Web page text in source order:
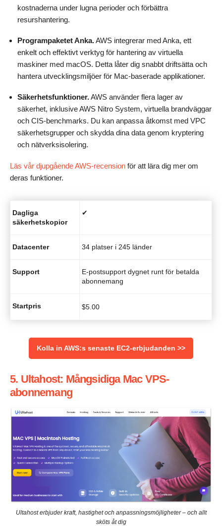
kostnaderna under lugna perioder och förbättra
resurshantering.
Programpaketet Anka.AWS integrerar med Anka, ett
enkelt och effektivt verktyg för hantering av virtuella
maskiner med macOS. Detta låter dig snabbt driftsätta och
hantera utvecklingsmiljöer för Mac-baserade applikationer.
Säkerhetsfunktioner.AWS använder flera lager av
säkerhet, inklusive AWS Nitro System, virtuella brandväggar
och CIS-benchmarks. Du kan anpassa åtkomst med VPC
säkerhetsgrupper och skydda dina data genom kryptering
och nätverksisolering.
Läs vår djupgående AWS-recension för att lära dig mer om
deras funktioner.
Dagliga
säkerhetskopior
✔
Datacenter 34 platser i 245 länder
Support
E-postsupport dygnet runt för betalda
abonnemang
Startpris $5.00
Kolla in AWS:s senaste EC2-erbjudanden >>
5. Ultahost: Mångsidiga Mac VPS-
abonnemang
Ultahost erbjuder kraft, hastighet och anpassningsmöjligheter – och allt
sköts åt dig